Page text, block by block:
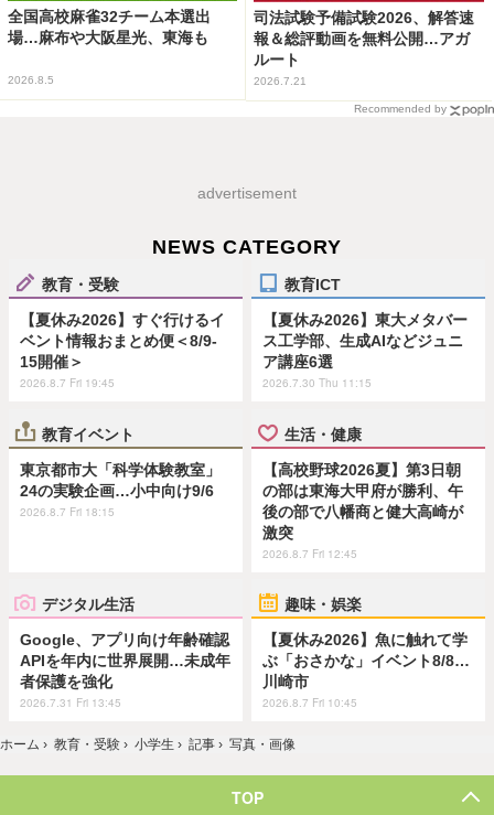
全国高校麻雀32チーム本選出
場…麻布や大阪星光、東海も
2026.8.5
司法試験予備試験2026、解答速
報＆総評動画を無料公開…アガ
ルート
2026.7.21
Recommended by
advertisement
NEWS CATEGORY
教育・受験
【夏休み2026】すぐ行けるイ
ベント情報おまとめ便＜8/9-
15開催＞
2026.8.7 Fri 19:45
教育ICT
【夏休み2026】東大メタバー
ス工学部、生成AIなどジュニ
ア講座6選
2026.7.30 Thu 11:15
教育イベント
東京都市大「科学体験教室」
24の実験企画…小中向け9/6
2026.8.7 Fri 18:15
生活・健康
【高校野球2026夏】第3日朝
の部は東海大甲府が勝利、午
後の部で八幡商と健大高崎が
激突
2026.8.7 Fri 12:45
デジタル生活
Google、アプリ向け年齢確認
APIを年内に世界展開…未成年
者保護を強化
2026.7.31 Fri 13:45
趣味・娯楽
【夏休み2026】魚に触れて学
ぶ「おさかな」イベント8/8…
川崎市
2026.8.7 Fri 10:45
ホーム › 教育・受験 › 小学生 › 記事 › 写真・画像
TOP